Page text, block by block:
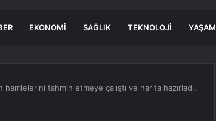
EKONOMI SAĞLIK TEKNOLOJI YAŞAM
hamlelerini tahmin etmeye çalıştı ve harita hazırladı.